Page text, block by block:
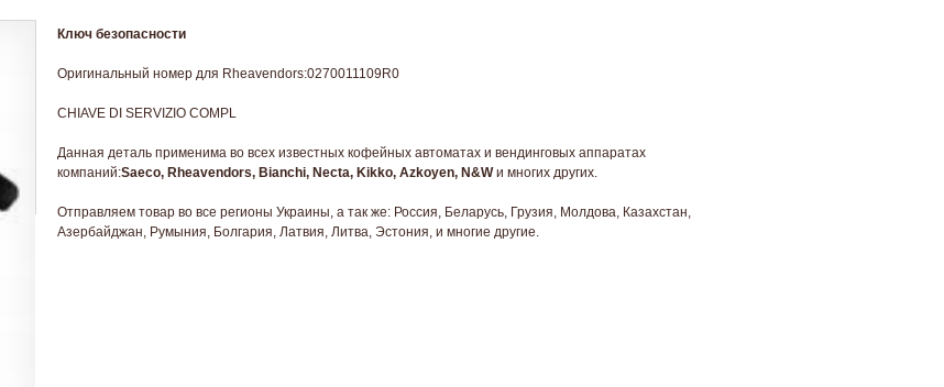
Ключ безопасности
Оригинальный номер для Rheavendors:0270011109R0
CHIAVE DI SERVIZIO COMPL
Данная деталь применима во всех известных кофейных автоматах и вендинговых аппаратах
компаний:Saeco, Rheavendors, Bianchi, Necta, Kikko, Azkoyen, N&Wи многих других.
Отправляем товар во все регионы Украины, а так же: Россия, Беларусь, Грузия, Молдова, Казахстан,
Азербайджан, Румыния, Болгария, Латвия, Литва, Эстония, и многие другие.